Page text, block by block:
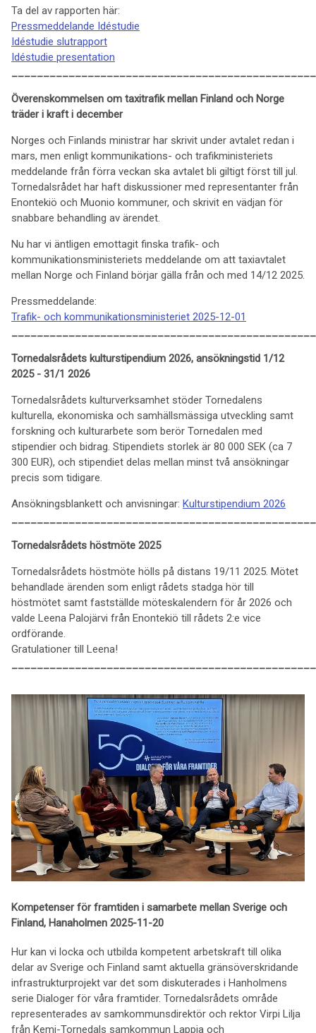
Ta del av rapporten här:
Pressmeddelande Idéstudie
Idéstudie slutrapport
Idéstudie presentation
Överenskommelsen om taxitrafik mellan Finland och Norge
träder i kraft i december
Norges och Finlands ministrar har skrivit under avtalet redan i
mars, men enligt kommunikations- och trafikministeriets
meddelande från förra veckan ska avtalet bli giltigt först till jul.
Tornedalsrådet har haft diskussioner med representanter från
Enontekiö och Muonio kommuner, och skrivit en vädjan för
snabbare behandling av ärendet.
Nu har vi äntligen emottagit finska trafik- och
kommunikationsministeriets meddelande om att taxiavtalet
mellan Norge och Finland börjar gälla från och med 14/12 2025.
Pressmeddelande:
Trafik- och kommunikationsministeriet 2025-12-01
Tornedalsrådets kulturstipendium 2026, ansökningstid 1/12
2025 - 31/1 2026
Tornedalsrådets kulturverksamhet stöder Tornedalens
kulturella, ekonomiska och samhällsmässiga utveckling samt
forskning och kulturarbete som berör Tornedalen med
stipendier och bidrag. Stipendiets storlek är 80 000 SEK (ca 7
300 EUR), och stipendiet delas mellan minst två ansökningar
precis som tidigare.
Ansökningsblankett och anvisningar: Kulturstipendium 2026
Tornedalsrådets höstmöte 2025
Tornedalsrådets höstmöte hölls på distans 19/11 2025. Mötet
behandlade ärenden som enligt rådets stadga hör till
höstmötet samt fastställde möteskalendern för år 2026 och
valde Leena Palojärvi från Enontekiö till rådets 2:e vice
ordförande.
Gratulationer till Leena!
Kompetenser för framtiden i samarbete mellan Sverige och
Finland, Hanaholmen 2025-11-20
Hur kan vi locka och utbilda kompetent arbetskraft till olika
delar av Sverige och Finland samt aktuella gränsöverskridande
infrastrukturprojekt var det som diskuterades i Hanholmens
serie Dialoger för våra framtider. Tornedalsrådets område
representerades av samkommunsdirektör och rektor Virpi Lilja
från Kemi-Tornedals samkommun Lappia och